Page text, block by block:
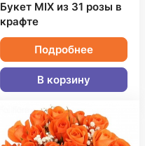
Букет MIX из 31 розы в
крафте
Подробнее
В корзину